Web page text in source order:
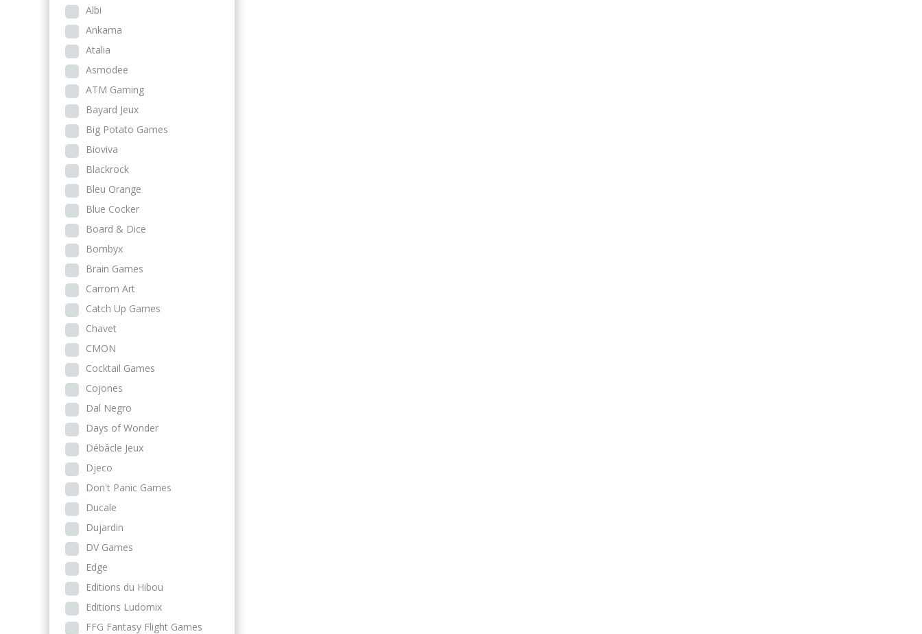
Albi
Ankama
Atalia
Asmodee
ATM Gaming
Bayard Jeux
Big Potato Games
Bioviva
Blackrock
Bleu Orange
Blue Cocker
Board & Dice
Bombyx
Brain Games
Carrom Art
Catch Up Games
Chavet
CMON
Cocktail Games
Cojones
Dal Negro
Days of Wonder
Débâcle Jeux
Djeco
Don't Panic Games
Ducale
Dujardin
DV Games
Edge
Editions du Hibou
Editions Ludomix
FFG Fantasy Flight Games